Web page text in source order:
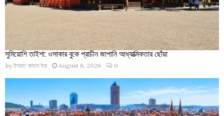
সুমিয়োশি তাইশা: ওসাকার বুকে প্রাচীন জাপানি আধ্যাত্মিকতার ছোঁয়া
by ইসরাত জাহান ইরা August 6, 2026 0